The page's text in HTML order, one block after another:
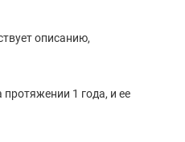
описанию,
1 года, и ее